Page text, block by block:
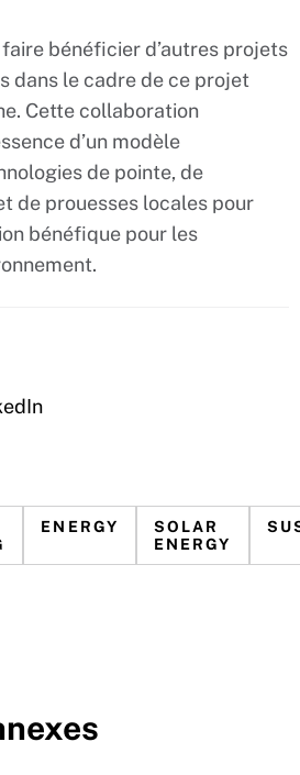
bénéficier d’autres projets
dans le cadre de ce projet
Cette collaboration
d’un modèle
de pointe, de
de prouesses locales pour
bénéfique pour les
ENERGY
SOLAR
ENERGY